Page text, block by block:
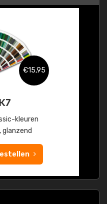
€15,95
kleuren
glanzend